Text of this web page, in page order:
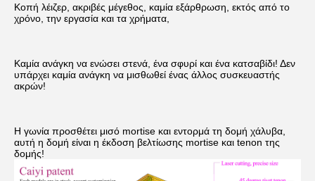
Κοπή λέιζερ, ακριβές μέγεθος, καμία εξάρθρωση, εκτός από το
χρόνο, την εργασία και τα χρήματα,
Καμία ανάγκη να ενώσει στενά, ένα σφυρί και ένα κατσαβίδι! Δεν
υπάρχει καμία ανάγκη να μισθωθεί ένας άλλος συσκευαστής
ακρών!
Η γωνία προσθέτει μισό mortise και εντορμά τη δομή χάλυβα,
αυτή η δομή είναι η έκδοση βελτίωσης mortise και tenon της
δομής!